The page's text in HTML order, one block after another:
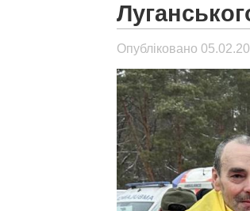
Опубліковано